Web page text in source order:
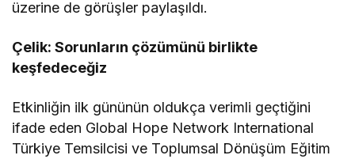
üzerine de görüşler paylaşıldı.
Çelik: Sorunların çözümünü birlikte
keşfedeceğiz
Etkinliğin ilk gününün oldukça verimli geçtiğini
ifade eden Global Hope Network International
Türkiye Temsilcisi ve Toplumsal Dönüşüm Eğitim